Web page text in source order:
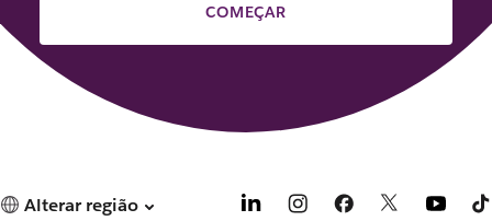
COMEÇAR
Alterar região